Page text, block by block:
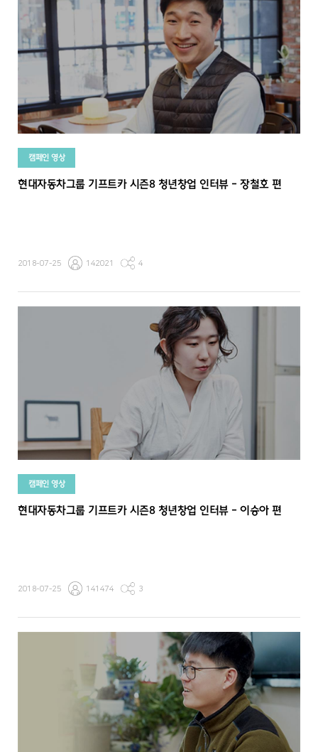
캠페인 영상
현대자동차그룹 기프트카 시즌8 청년창업 인터뷰 - 장철호 편
2018-07-25 142021 4
캠페인 영상
현대자동차그룹 기프트카 시즌8 청년창업 인터뷰 - 이승아 편
2018-07-25 141474 3